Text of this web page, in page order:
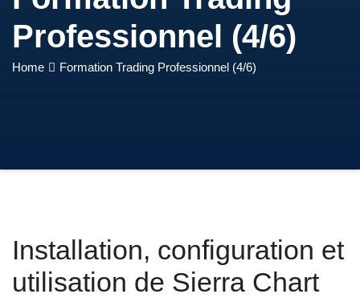
Professionnel (4/6)
Home Formation Trading Professionnel (4/6)
Installation, configuration et
utilisation de Sierra Chart